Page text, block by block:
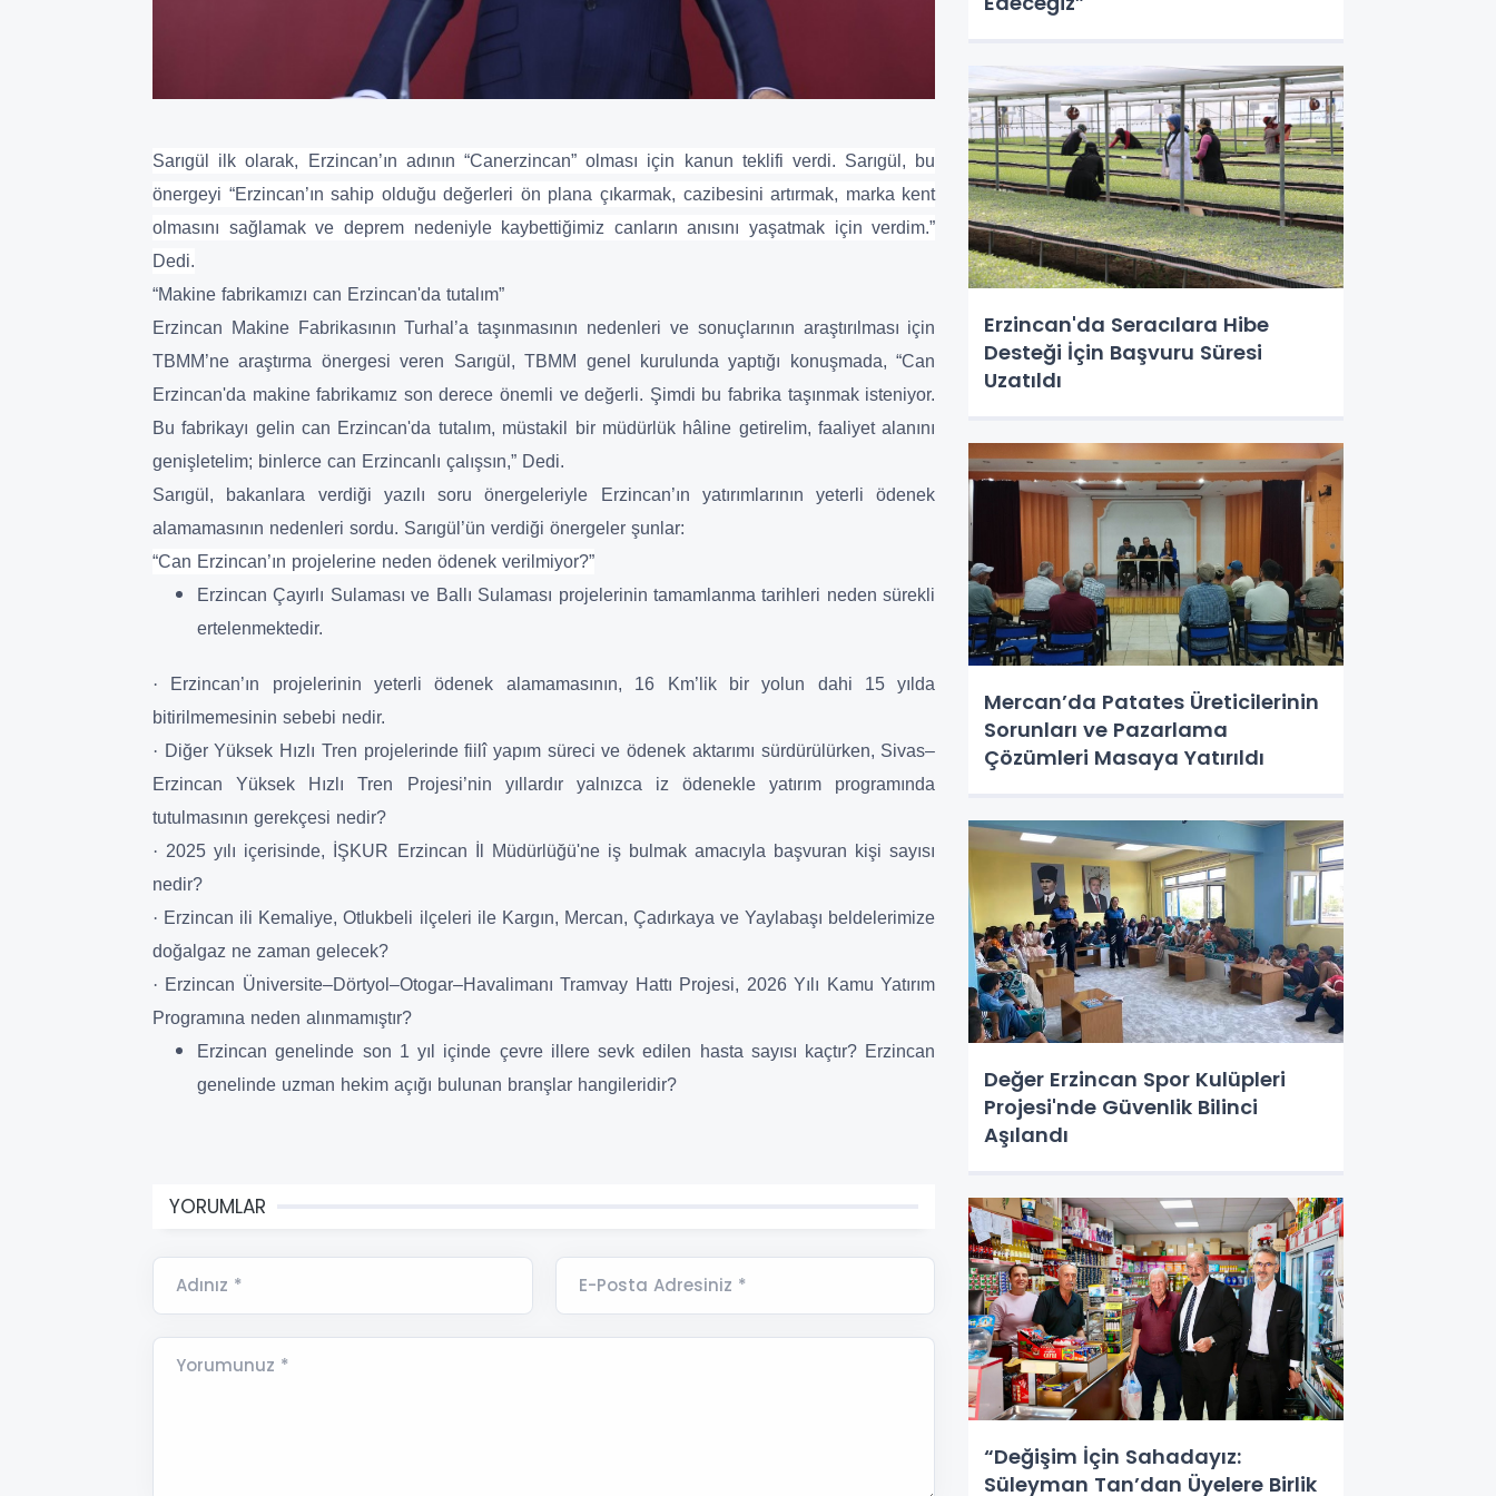
Sarıgül ilk olarak, Erzincan’ın adının “Canerzincan” olması için kanun teklifi verdi. Sarıgül, bu
önergeyi “Erzincan’ın sahip olduğu değerleri ön plana çıkarmak, cazibesini artırmak, marka kent
olmasını sağlamak ve deprem nedeniyle kaybettiğimiz canların anısını yaşatmak için verdim.”
Dedi.
“Makine fabrikamızı can Erzincan'da tutalım”
Erzincan Makine Fabrikasının Turhal’a taşınmasının nedenleri ve sonuçlarının araştırılması için
TBMM’ne araştırma önergesi veren Sarıgül, TBMM genel kurulunda yaptığı konuşmada, “Can
Erzincan'da makine fabrikamız son derece önemli ve değerli. Şimdi bu fabrika taşınmak isteniyor.
Bu fabrikayı gelin can Erzincan'da tutalım, müstakil bir müdürlük hâline getirelim, faaliyet alanını
genişletelim; binlerce can Erzincanlı çalışsın,” Dedi.
Sarıgül, bakanlara verdiği yazılı soru önergeleriyle Erzincan’ın yatırımlarının yeterli ödenek
alamamasının nedenleri sordu. Sarıgül’ün verdiği önergeler şunlar:
“Can Erzincan’ın projelerine neden ödenek verilmiyor?”
Erzincan Çayırlı Sulaması ve Ballı Sulaması projelerinin tamamlanma tarihleri neden sürekli
ertelenmektedir.
· Erzincan’ın projelerinin yeterli ödenek alamamasının, 16 Km’lik bir yolun dahi 15 yılda
bitirilmemesinin sebebi nedir.
· Diğer Yüksek Hızlı Tren projelerinde fiilî yapım süreci ve ödenek aktarımı sürdürülürken, Sivas–
Erzincan Yüksek Hızlı Tren Projesi’nin yıllardır yalnızca iz ödenekle yatırım programında
tutulmasının gerekçesi nedir?
· 2025 yılı içerisinde, İŞKUR Erzincan İl Müdürlüğü'ne iş bulmak amacıyla başvuran kişi sayısı
nedir?
· Erzincan ili Kemaliye, Otlukbeli ilçeleri ile Kargın, Mercan, Çadırkaya ve Yaylabaşı beldelerimize
doğalgaz ne zaman gelecek?
· Erzincan Üniversite–Dörtyol–Otogar–Havalimanı Tramvay Hattı Projesi, 2026 Yılı Kamu Yatırım
Programına neden alınmamıştır?
Erzincan genelinde son 1 yıl içinde çevre illere sevk edilen hasta sayısı kaçtır? Erzincan
genelinde uzman hekim açığı bulunan branşlar hangileridir?
YORUMLAR
Adınız * E-Posta Adresiniz *
Yorumunuz *
Erzincan'da Seracılara Hibe
Desteği İçin Başvuru Süresi
Uzatıldı
Mercan’da Patates Üreticilerinin
Sorunları ve Pazarlama
Çözümleri Masaya Yatırıldı
Değer Erzincan Spor Kulüpleri
Projesi'nde Güvenlik Bilinci
Aşılandı
“Değişim İçin Sahadayız:
Süleyman Tan’dan Üyelere Birlik